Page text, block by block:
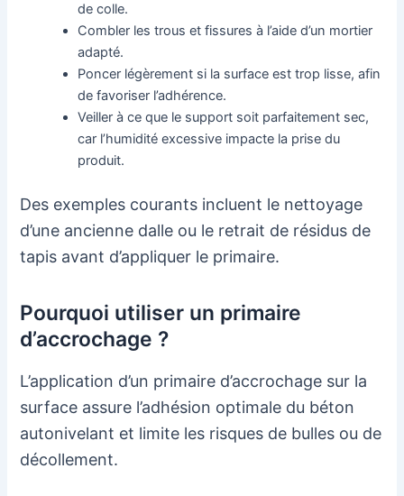
de colle.
Combler les trous et fissures à l’aide d’un mortier
adapté.
Poncer légèrement si la surface est trop lisse, afin
de favoriser l’adhérence.
Veiller à ce que le support soit parfaitement sec,
car l’humidité excessive impacte la prise du
produit.
Des exemples courants incluent le nettoyage
d’une ancienne dalle ou le retrait de résidus de
tapis avant d’appliquer le primaire.
Pourquoi utiliser un primaire
d’accrochage ?
L’application d’un primaire d’accrochage sur la
surface assure l’adhésion optimale du béton
autonivelant et limite les risques de bulles ou de
décollement.